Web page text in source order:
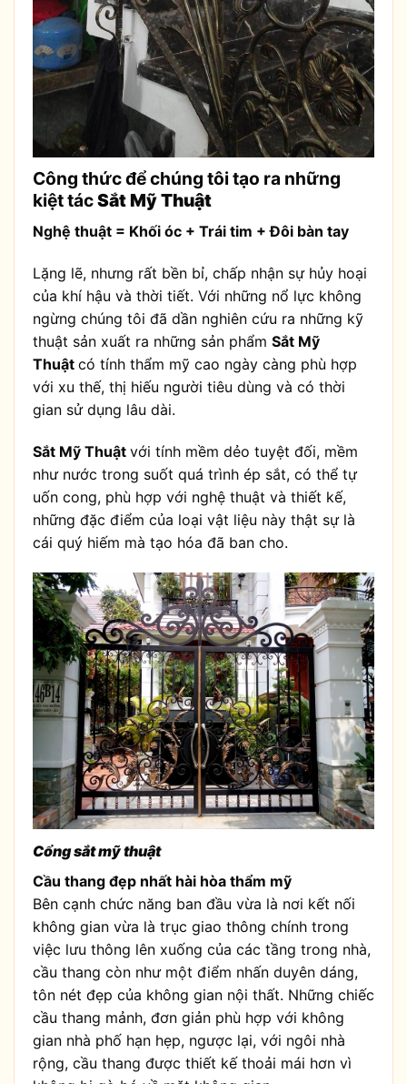
Công thức để chúng tôi tạo ra những
kiệt tácSắt Mỹ Thuật
Nghệ thuật = Khối óc + Trái tim + Đôi bàn tay
Lặng lẽ, nhưng rất bền bỉ, chấp nhận sự hủy hoại
của khí hậu và thời tiết. Với những nổ lực không
ngừng chúng tôi đã dần nghiên cứu ra những kỹ
thuật sản xuất ra những sản phẩm Sắt Mỹ
Thuật có tính thẩm mỹ cao ngày càng phù hợp
với xu thế, thị hiếu người tiêu dùng và có thời
gian sử dụng lâu dài.
Sắt Mỹ Thuật với tính mềm dẻo tuyệt đối, mềm
như nước trong suốt quá trình ép sắt, có thể tự
uốn cong, phù hợp với nghệ thuật và thiết kế,
những đặc điểm của loại vật liệu này thật sự là
cái quý hiếm mà tạo hóa đã ban cho.
Cổng sắt mỹ thuật
Cầu thang đẹp nhất hài hòa thẩm mỹ
Bên cạnh chức năng ban đầu vừa là nơi kết nối
không gian vừa là trục giao thông chính trong
việc lưu thông lên xuống của các tầng trong nhà,
cầu thang còn như một điểm nhấn duyên dáng,
tôn nét đẹp của không gian nội thất. Những chiếc
cầu thang mảnh, đơn giản phù hợp với không
gian nhà phố hạn hẹp, ngược lại, với ngôi nhà
rộng, cầu thang được thiết kế thoải mái hơn vì